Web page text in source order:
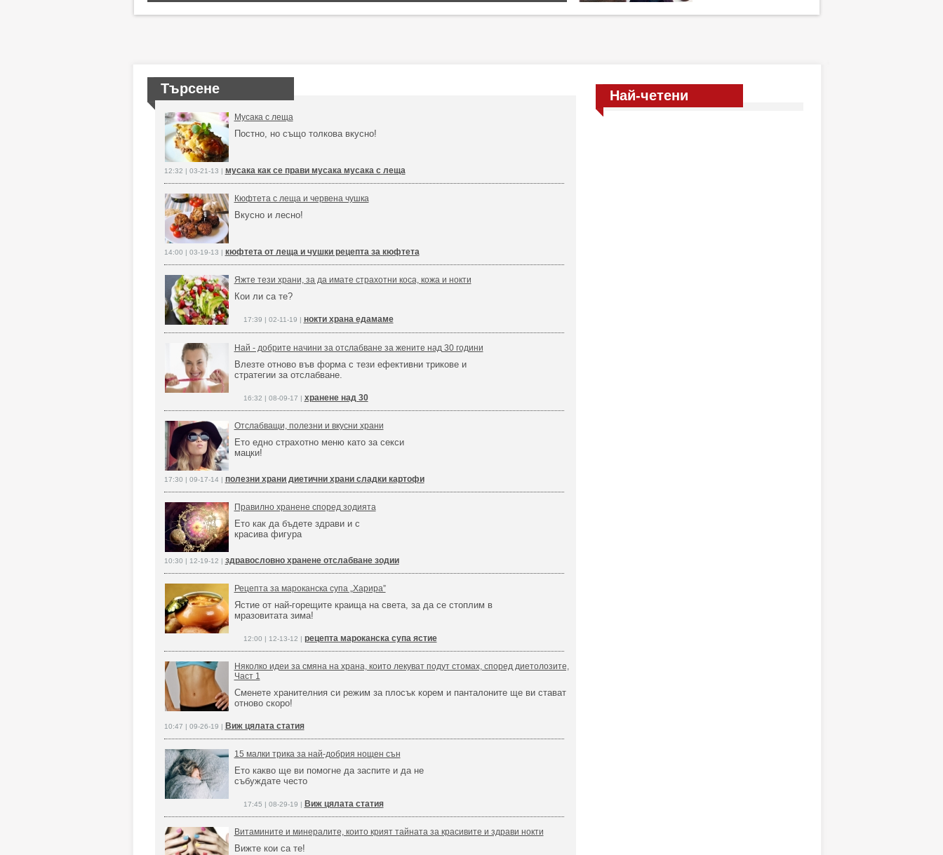
Търсене
Мусака с леща
Постно, но също толкова вкусно!
12:32 | 03-21-13 | мусака как се прави мусака мусака с леща
Кюфтета с леща и червена чушка
Вкусно и лесно!
14:00 | 03-19-13 | кюфтета от леща и чушки рецепта за кюфтета
Яжте тези храни, за да имате страхотни коса, кожа и нокти
Кои ли са те?
17:39 | 02-11-19 | нокти храна едамаме
Най - добрите начини за отслабване за жените над 30 години
Влезте отново във форма с тези ефективни трикове и
стратегии за отслабване.
16:32 | 08-09-17 | хранене над 30
Отслабващи, полезни и вкусни храни
Ето едно страхотно меню като за секси
мацки!
17:30 | 09-17-14 | полезни храни диетични храни сладки картофи
Правилно хранене според зодията
Ето как да бъдете здрави и с
красива фигура
10:30 | 12-19-12 | здравословно хранене отслабване зодии
Рецепта за мароканска супа „Харира”
Ястие от най-горещите краища на света, за да се стоплим в
мразовитата зима!
12:00 | 12-13-12 | рецепта мароканска супа ястие
Няколко идеи за смяна на храна, които лекуват подут стомах, според диетолозите,
Част 1
Сменете хранителния си режим за плосък корем и панталоните ще ви стават
отново скоро!
10:47 | 09-26-19 | Виж цялата статия
15 малки трика за най-добрия нощен сън
Ето какво ще ви помогне да заспите и да не
събуждате често
17:45 | 08-29-19 | Виж цялата статия
Витамините и минералите, които крият тайната за красивите и здрави нокти
Вижте кои са те!
Най-четени